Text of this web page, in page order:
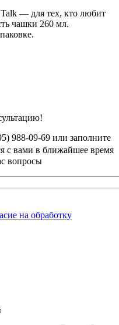
— для тех, кто любит
чашки 260 мл.
988-09-69 или заполните
с вами в ближайшее время
вопросы
на обработку